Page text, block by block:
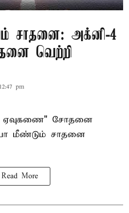
சாதனை: அக்னி-4
வெற்றி
pm
4 ஏவுகணை" சோதனை
மீண்டும் சாதனை
Read More